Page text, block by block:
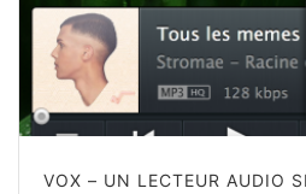
VOX – UN LECTEUR AUDIO